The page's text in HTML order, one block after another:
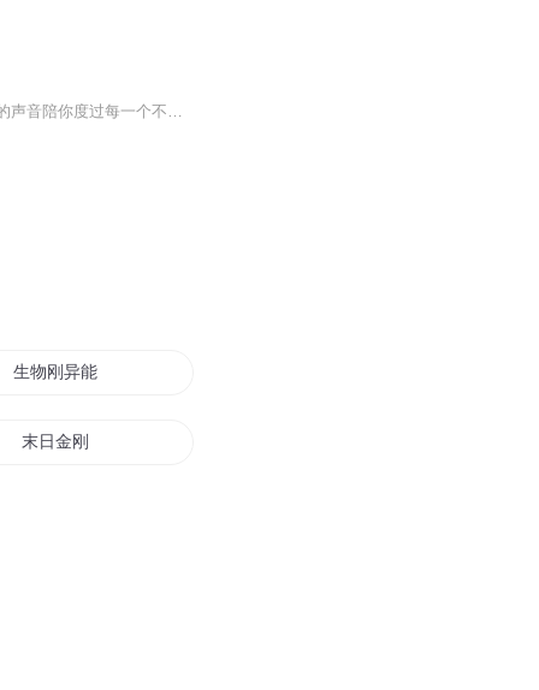
【内容简介】茫茫人海，刚好遇见你。也许，现在的你，正经历着一段难熬的时光，请让我的声音陪你度过每一个不眠的夜晚～
生物刚异能的女主你见过吗
末日金刚